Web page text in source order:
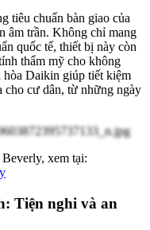
tiêu chuẩn bàn giao của
âm trần. Không chỉ mang
quốc tế, thiết bị này còn
thẩm mỹ cho không
hòa Daikin giúp tiết kiệm
cho cư dân, từ những ngày
xem tại:
Tiện nghi và an